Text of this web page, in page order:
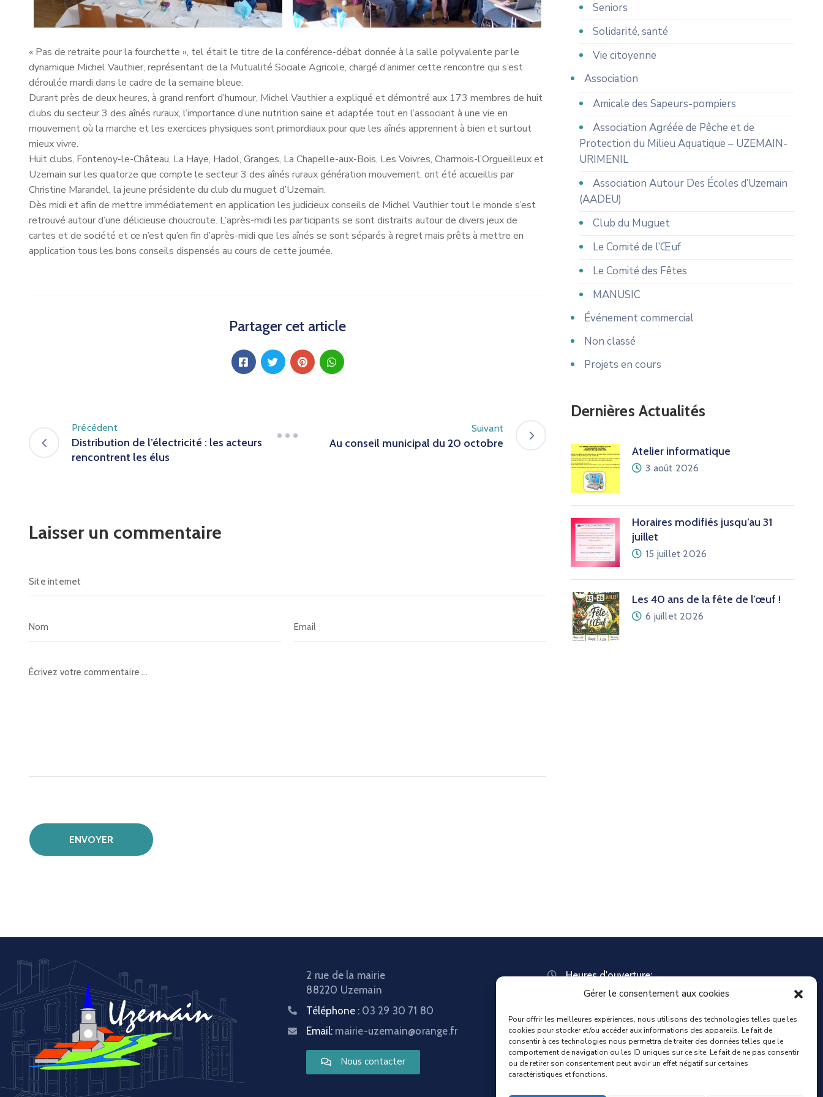
Gérer le consentement aux cookies
Pour offrir les meilleures expériences, nous utilisons des technologies telles que les
cookies pour stocker et/ou accéder aux informations des appareils. Le fait de
consentir à ces technologies nous permettra de traiter des données telles que le
comportement de navigation ou les ID uniques sur ce site. Le fait de ne pas consentir
ou de retirer son consentement peut avoir un effet négatif sur certaines
caractéristiques et fonctions.
« Pas de retraite pour la fourchette », tel était le titre de la conférence-débat donnée à la salle polyvalente par le
dynamique Michel Vauthier, représentant de la Mutualité Sociale Agricole, chargé d’animer cette rencontre qui s’est
déroulée mardi dans le cadre de la semaine bleue.
Durant près de deux heures, à grand renfort d’humour, Michel Vauthier a expliqué et démontré aux 173 membres de huit
clubs du secteur 3 des aînés ruraux, l’importance d’une nutrition saine et adaptée tout en l’associant à une vie en
mouvement où la marche et les exercices physiques sont primordiaux pour que les aînés apprennent à bien et surtout
mieux vivre.
Huit clubs, Fontenoy-le-Château, La Haye, Hadol, Granges, La Chapelle-aux-Bois, Les Voivres, Charmois-l’Orgueilleux et
Uzemain sur les quatorze que compte le secteur 3 des aînés ruraux génération mouvement, ont été accueillis par
Christine Marandel, la jeune présidente du club du muguet d’Uzemain.
Dès midi et afin de mettre immédiatement en application les judicieux conseils de Michel Vauthier tout le monde s’est
retrouvé autour d’une délicieuse choucroute. L’après-midi les participants se sont distraits autour de divers jeux de
cartes et de société et ce n’est qu’en fin d’après-midi que les aînés se sont séparés à regret mais prêts à mettre en
application tous les bons conseils dispensés au cours de cette journée.
Partager cet article
Précédent
Distribution de l’électricité : les acteurs
rencontrent les élus
Suivant
Au conseil municipal du 20 octobre
Laisser un commentaire
Seniors
Solidarité, santé
Vie citoyenne
Association
Amicale des Sapeurs-pompiers
Association Agréée de Pêche et de
Protection du Milieu Aquatique – UZEMAIN-
URIMENIL
Association Autour Des Écoles d’Uzemain
(AADEU)
Club du Muguet
Le Comité de l’Œuf
Le Comité des Fêtes
MANUSIC
Événement commercial
Non classé
Projets en cours
Dernières Actualités
Atelier informatique
3 août 2026
Horaires modifiés jusqu’au 31
juillet
15 juillet 2026
Les 40 ans de la fête de l’œuf !
6 juillet 2026
2 rue de la mairie
88220 Uzemain
Téléphone : 03 29 30 71 80
Email: mairie-uzemain@orange.fr
Nous contacter
Heures d'ouverture:
Lundi : 8:30 – 12:00 | 14:00 – 18:00
Mercredi : 08:30 – 12:00 | 14:00 – 17:00
Jeudi : 13:30 – 18:00
Vendredi : 08:30 – 12:00 | 14:00 – 17:00
Samedi : Fermée
Dimanche : Fermée